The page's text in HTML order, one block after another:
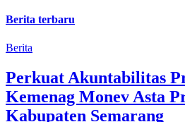
Berita terbaru
Berita
Perkuat Akuntabilitas
Kemenag Monev Asta
Kabupaten Semarang